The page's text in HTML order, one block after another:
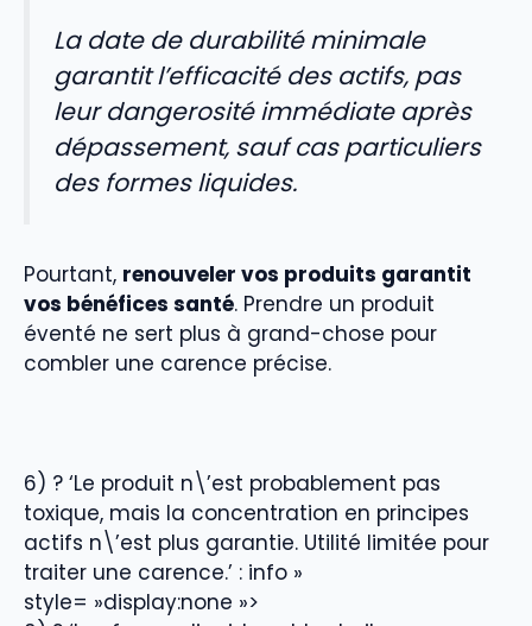
La date de durabilité minimale
garantit l’efficacité des actifs, pas
leur dangerosité immédiate après
dépassement, sauf cas particuliers
des formes liquides.
Pourtant, renouveler vos produits garantit
vos bénéfices santé. Prendre un produit
éventé ne sert plus à grand-chose pour
combler une carence précise.
6) ? ‘Le produit n\’est probablement pas
toxique, mais la concentration en principes
actifs n\’est plus garantie. Utilité limitée pour
traiter une carence.’ : info »
style= »display:none »>